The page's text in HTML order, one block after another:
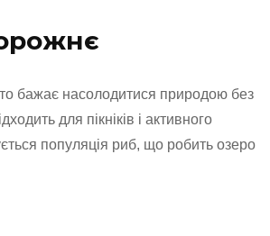
бажає насолодитися природою без
для пікніків і активного
популяція риб, що робить озеро